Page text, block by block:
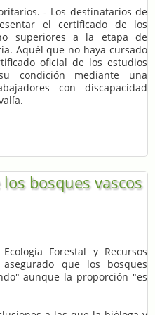
- Los destinatarios de
el certificado de los
superiores a la etapa de
Aquél que no haya cursado
oficial de los estudios
condición mediante una
con discapacidad
bosques vascos
Forestal y Recursos
que los bosques
aunque la proporción "es